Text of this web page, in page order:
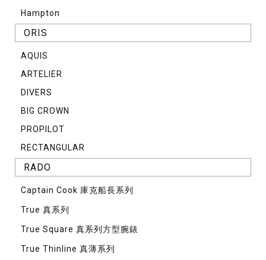
Hampton
ORIS
AQUIS
ARTELIER
DIVERS
BIG CROWN
PROPILOT
RECTANGULAR
RADO
Captain Cook 庫克船長系列
True 真系列
True Square 真系列方型腕錶
True Thinline 真薄系列